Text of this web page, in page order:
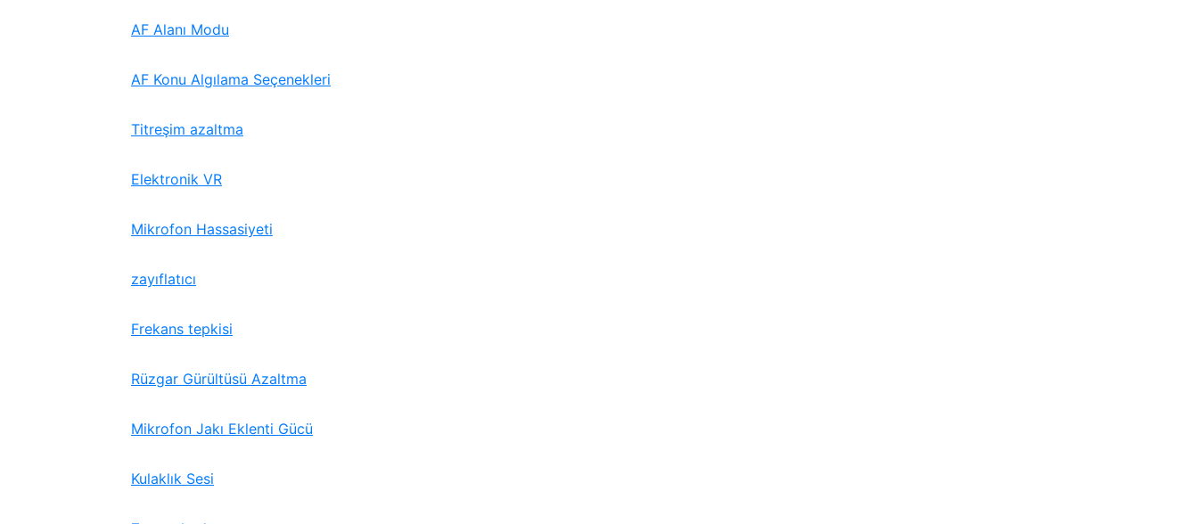
AF Alanı Modu
AF Konu Algılama Seçenekleri
Titreşim azaltma
Elektronik VR
Mikrofon Hassasiyeti
zayıflatıcı
Frekans tepkisi
Rüzgar Gürültüsü Azaltma
Mikrofon Jakı Eklenti Gücü
Kulaklık Sesi